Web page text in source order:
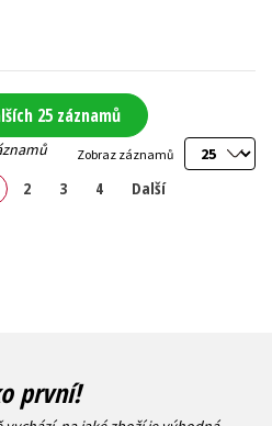
25 záznamů
Zobraz záznamů
2 3 4 Další
první!